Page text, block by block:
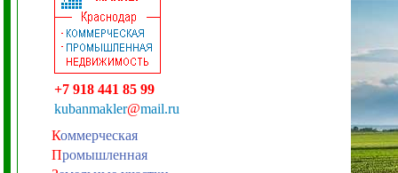
+7 918 441 85 99
kubanmakler@mail.ru
Коммерческая
Промышленная